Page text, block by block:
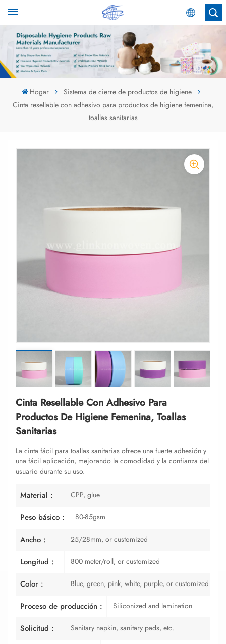
Español
English
عربي
Hogar
Sistema de cierre de productos de higiene
Cinta resellable con adhesivo para productos de higiene femenina,
toallas sanitarias
Cinta Resellable Con Adhesivo Para
Productos De Higiene Femenina, Toallas
Sanitarias
La cinta fácil para toallas sanitarias ofrece una fuerte adhesión y
una fácil aplicación, mejorando la comodidad y la confianza del
usuario durante su uso.
Material : CPP, glue
Peso básico : 80-85gsm
Ancho : 25/28mm, or customized
Longitud : 800 meter/roll, or customized
Color : Blue, green, pink, white, purple, or customized
Proceso de producción : Siliconized and lamination
Solicitud : Sanitary napkin, sanitary pads, etc.